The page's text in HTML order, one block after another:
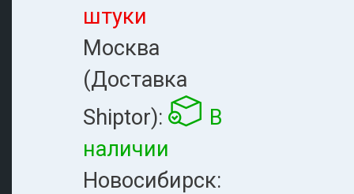
штуки
Москва
(Доставка
Shiptor):
В
наличии
Новосибирск: